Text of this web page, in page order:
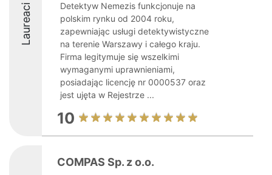
Laureaci
Detektyw Nemezis funkcjonuje na
polskim rynku od 2004 roku,
zapewniając usługi detektywistyczne
na terenie Warszawy i całego kraju.
Firma legitymuje się wszelkimi
wymaganymi uprawnieniami,
posiadając licencję nr 0000537 oraz
jest ujęta w Rejestrze ...
10
COMPAS Sp. z o.o.